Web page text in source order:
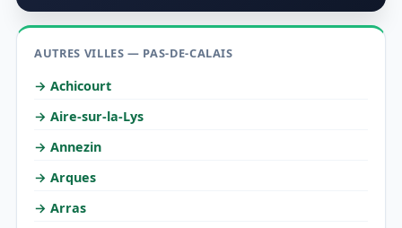
AUTRES VILLES — PAS-DE-CALAIS
→ Achicourt
→ Aire-sur-la-Lys
→ Annezin
→ Arques
→ Arras